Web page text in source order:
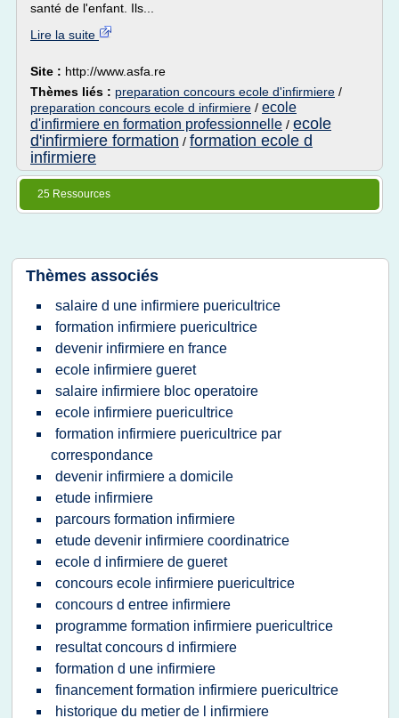
santé de l'enfant. Ils...
Lire la suite
Site : http://www.asfa.re
Thèmes liés : preparation concours ecole d'infirmiere /
preparation concours ecole d infirmiere / ecole
d'infirmiere en formation professionnelle / ecole
d'infirmiere formation / formation ecole d
infirmiere
25 Ressources
Thèmes associés
salaire d une infirmiere puericultrice
formation infirmiere puericultrice
devenir infirmiere en france
ecole infirmiere gueret
salaire infirmiere bloc operatoire
ecole infirmiere puericultrice
formation infirmiere puericultrice par
correspondance
devenir infirmiere a domicile
etude infirmiere
parcours formation infirmiere
etude devenir infirmiere coordinatrice
ecole d infirmiere de gueret
concours ecole infirmiere puericultrice
concours d entree infirmiere
programme formation infirmiere puericultrice
resultat concours d infirmiere
formation d une infirmiere
financement formation infirmiere puericultrice
historique du metier de l infirmiere